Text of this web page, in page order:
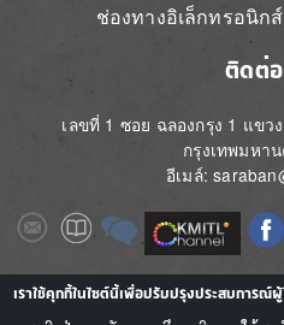
ช่องทางอิเล็กทรอนิก
ติดต่อ
เลขที่ 1 ซอย ฉลองกรุง 1 แขว
กรุงเทพมหา
อีเมล์:
ImageImageImage Image
Image Image
เราใช้คุกกี้ในไซต์นี้เพื่อปรับปรุงประสบการณ์